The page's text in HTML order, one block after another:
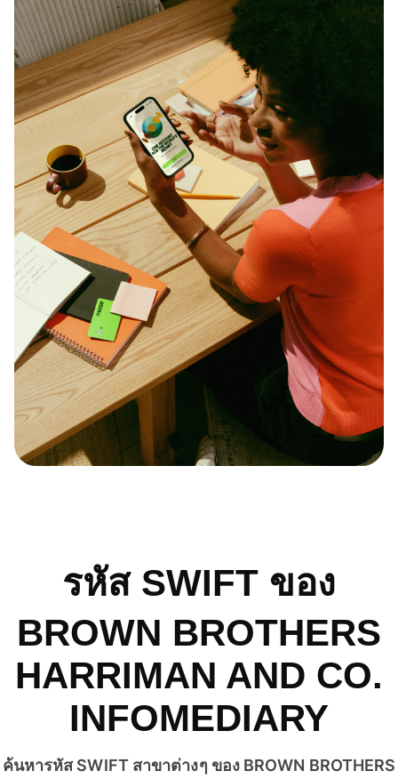
รหัส SWIFT ของ
BROWN BROTHERS
HARRIMAN AND CO.
INFOMEDIARY
ค้นหารหัส SWIFT สาขาต่างๆ ของ BROWN BROTHERS